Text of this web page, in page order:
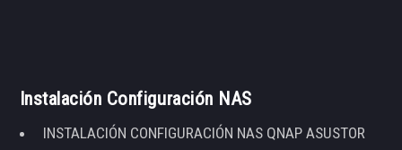
Instalación Configuración NAS
INSTALACIÓN CONFIGURACIÓN NAS QNAP ASUSTOR